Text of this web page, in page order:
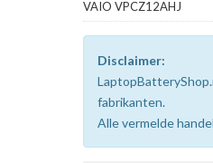
VAIO VPCZ12AHJ
Disclaimer:
fabrikanten.
Alle vermelde